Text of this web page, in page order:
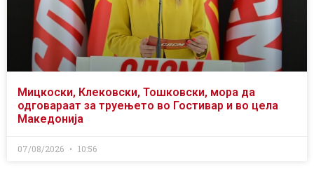
Мицкоски, Клековски, Тошковски, мора да
одговараат за труењето во Гостивар и во цела
Македонија
07/08/2026 10:56